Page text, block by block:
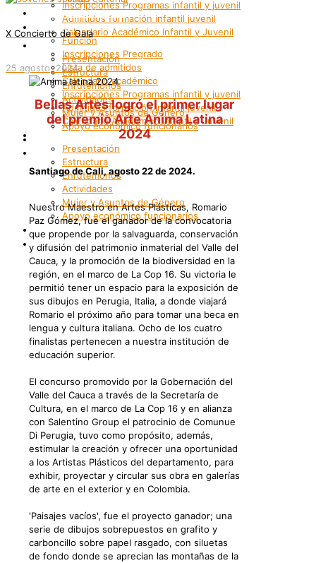
Inscripciones Programas infantil y juvenil
Admitidos formación infantil juvenil
Calendario Académico Infantil y Juvenil
Bienestar
Presentación
Estructura
Enrutemonos
Actividades
Mujer y Asuntos de Género
Apoyo económico funcionarios
Internacionalización
Patrimonio
Grupos Artísticos
Registro
Función
Inscripciones Pregrado
Lista de admitidos
Calendario académico
Inscripciones Programas infantil y juvenil
Admitidos formación infantil juvenil
Calendario Académico Infantil y Juvenil
Bienestar
Presentación
Estructura
Enrutemonos
Actividades
Mujer y Asuntos de Género
Apoyo económico funcionarios
Internacionalización
Patrimonio
X Concierto de Gala
25 agosto, 2024
Bellas Artes logró el primer lugar
del premio Arte Anima Latina
2024
Santiago de Cali, agosto 22 de 2024.
Nuestro Maestro en Artes Plásticas, Romario
Paz Gómez, fue el ganador de la convocatoria
que propende por la salvaguarda, conservación
y difusión del patrimonio inmaterial del Valle del
Cauca, y la promoción de la biodiversidad en la
región, en el marco de La Cop 16. Su victoria le
permitió tener un espacio para la exposición de
sus dibujos en Perugia, Italia, a donde viajará
Romario el próximo año para tomar una beca en
lengua y cultura italiana. Ocho de los cuatro
finalistas pertenecen a nuestra institución de
educación superior.
El concurso promovido por la Gobernación del
Valle del Cauca a través de la Secretaría de
Cultura, en el marco de La Cop 16 y en alianza
con Salentino Group el patrocinio de Comunue
Di Perugia, tuvo como propósito, además,
estimular la creación y ofrecer una oportunidad
a los Artistas Plásticos del departamento, para
exhibir, proyectar y circular sus obra en galerías
de arte en el exterior y en Colombia.
'Paisajes vacíos', fue el proyecto ganador; una
serie de dibujos sobrepuestos en grafito y
carboncillo sobre papel rasgado, con siluetas
de fondo donde se aprecian las montañas de la